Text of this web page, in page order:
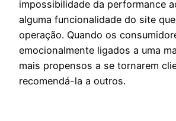
impossibilidade da performance
alguma funcionalidade do site
operação. Quando os
emocionalmente ligados a uma
mais propensos a se tornarem
recomendá-la a outros.